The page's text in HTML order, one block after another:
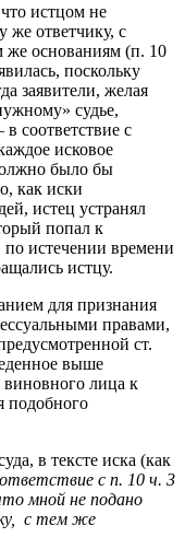
истцом не
же ответчику, с
же основаниям (п. 10
поскольку
заявители, желая
судье,
соответствие с
исковое
было бы
как иски
истец устранял
попал к
истечении времени
истцу.
для признания
правами,
ст.
выше
виновного лица к
подобного
в тексте иска (как
с п. 10 ч. 3
мной не подано
с тем же